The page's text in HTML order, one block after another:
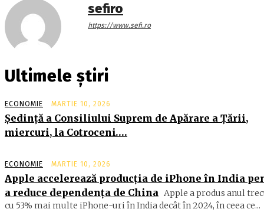
sefiro
https://www.sefi.ro
Ultimele știri
ECONOMIE MARTIE 10, 2026
Şedinţă a Consiliului Suprem de Apărare a Ţării,
miercuri, la Cotroceni….
ECONOMIE MARTIE 10, 2026
Apple accelerează producția de iPhone în India
a reduce dependența de China Apple a produs anul
cu 53% mai multe iPhone-uri în India decât în 2024, în ceea ce...